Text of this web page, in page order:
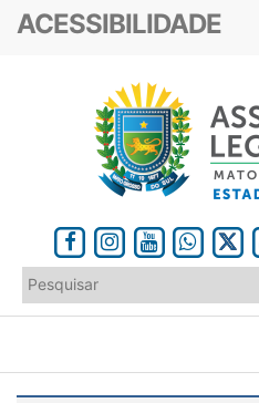
ACESSIBILIDADE